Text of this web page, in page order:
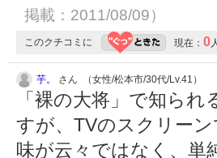
掲載：2011/08/09）
このクチコミに 現在： 0
芋。 さん （女性/松本市/30代/Lv.41）
「裸の大将」で知ら
すが、TVのスクリー
味が云々ではなく、単